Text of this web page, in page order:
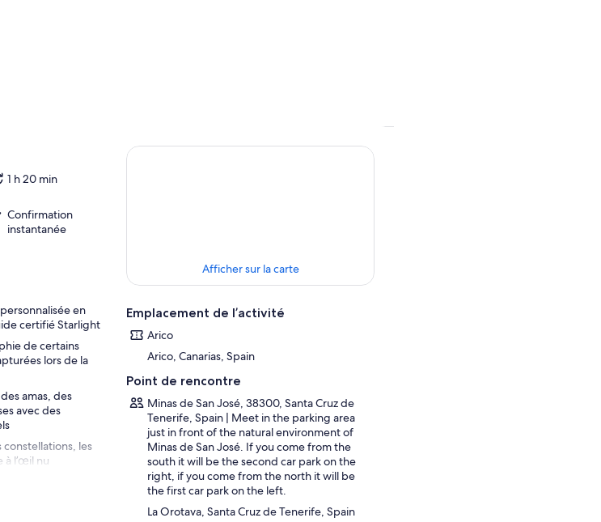
1 h 20 min
Confirmation
instantanée
en
certifié Starlight
de certains
lors de la
amas, des
avec des
les
à l’œil nu
Afficher sur la carte
Emplacement de l’activité
Arico
Arico, Canarias, Spain
Point de rencontre
Minas de San José, 38300, Santa Cruz de
Tenerife, Spain | Meet in the parking area
just in front of the natural environment of
Minas de San José. If you come from the
south it will be the second car park on the
right, if you come from the north it will be
the first car park on the left.
La Orotava, Santa Cruz de Tenerife, Spain